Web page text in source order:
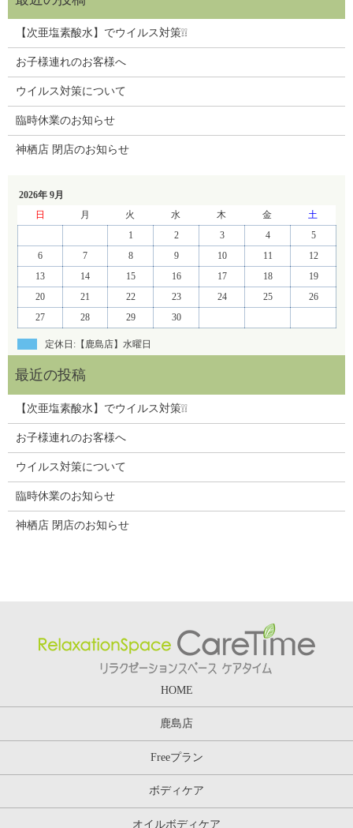
【次亜塩素酸水】でウイルス対策❕❕
お子様連れのお客様へ
ウイルス対策について
臨時休業のお知らせ
神栖店 閉店のお知らせ
2026年 9月
日
月 火 水 木 金
土
1
2 3 4
5
6
7 8 9 10 11
12
13
14 15 16 17 18
19
20
21 22 23 24 25
26
27
28 29 30
定休日:【鹿島店】水曜日
【次亜塩素酸水】でウイルス対策❕❕
お子様連れのお客様へ
ウイルス対策について
臨時休業のお知らせ
神栖店 閉店のお知らせ
HOME
鹿島店
Freeプラン
ボディケア
オイルボディケア